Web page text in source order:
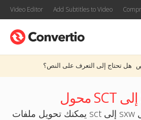
Video Editor Add Subtitles to Video
هل تحتاج إلى التعرف على النص؟
يمكنك تحويل ملفات sct إلى sxw على الإنترنت وبشكل